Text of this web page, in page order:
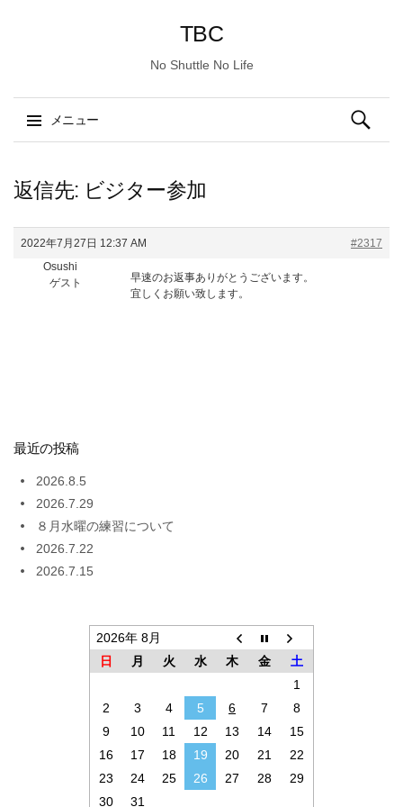
TBC
No Shuttle No Life
メニュー
ン
ン
ツ
検
索:
返信先: ビジター参加
2022年7月27日 12:37 AM
#2317
Osushi
ゲスト
早速のお返事ありがとうございます。
宜しくお願い致します。
最近の投稿
2026.8.5
2026.7.29
８月水曜の練習について
2026.7.22
2026.7.15
2026年 8月
日
月 火 水 木 金
土
1
2
3 4 5 6 7
8
9
10 11 12 13 14
15
16
17 18 19 20 21
22
23
24 25 26 27 28
29
30
31